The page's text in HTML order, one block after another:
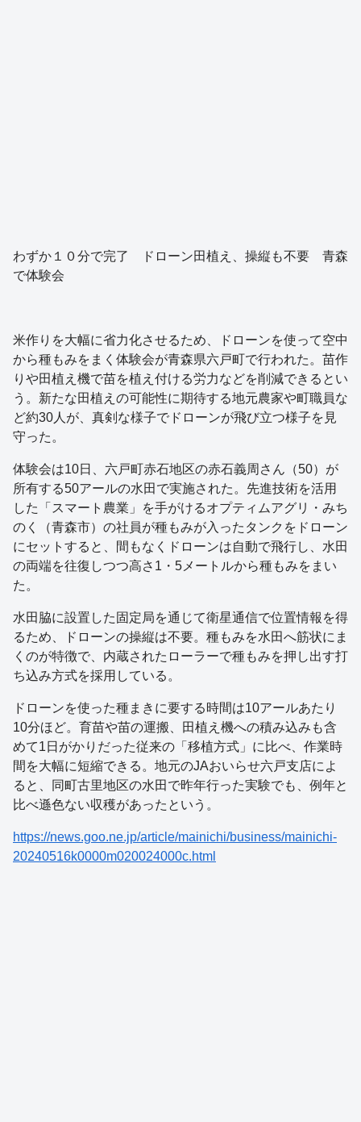
わずか１０分で完了 ドローン田植え、操縦も不要 青森
で体験会
米作りを大幅に省力化させるため、ドローンを使って空中
から種もみをまく体験会が青森県六戸町で行われた。苗作
りや田植え機で苗を植え付ける労力などを削減できるとい
う。新たな田植えの可能性に期待する地元農家や町職員な
ど約30人が、真剣な様子でドローンが飛び立つ様子を見
守った。
体験会は10日、六戸町赤石地区の赤石義周さん（50）が
所有する50アールの水田で実施された。先進技術を活用
した「スマート農業」を手がけるオプティムアグリ・みち
のく（青森市）の社員が種もみが入ったタンクをドローン
にセットすると、間もなくドローンは自動で飛行し、水田
の両端を往復しつつ高さ1・5メートルから種もみをまい
た。
水田脇に設置した固定局を通じて衛星通信で位置情報を得
るため、ドローンの操縦は不要。種もみを水田へ筋状にま
くのが特徴で、内蔵されたローラーで種もみを押し出す打
ち込み方式を採用している。
ドローンを使った種まきに要する時間は10アールあたり
10分ほど。育苗や苗の運搬、田植え機への積み込みも含
めて1日がかりだった従来の「移植方式」に比べ、作業時
間を大幅に短縮できる。地元のJAおいらせ六戸支店によ
ると、同町古里地区の水田で昨年行った実験でも、例年と
比べ遜色ない収穫があったという。
https://news.goo.ne.jp/article/mainichi/business/mainichi-
20240516k0000m020024000c.html